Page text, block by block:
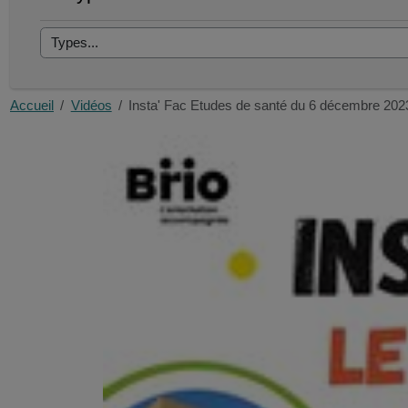
Accueil Vidéos Insta' Fac Etudes de santé du 6 décembre